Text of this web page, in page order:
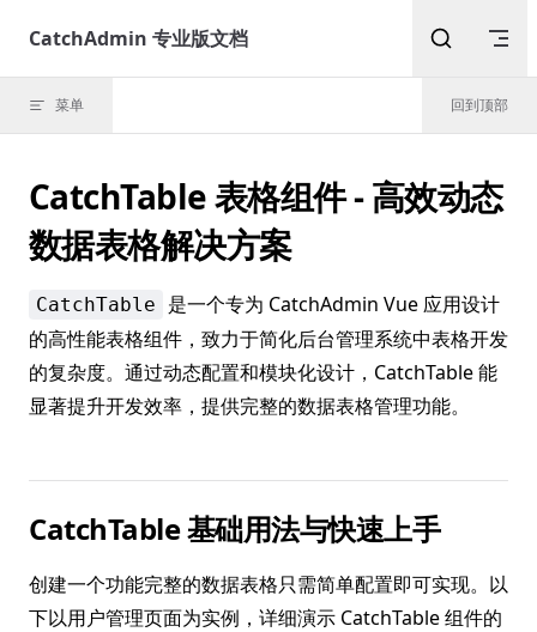
Skip to content
CatchAdmin 专业版文档
菜单 回到顶部
CatchTable 表格组件 - 高效动态
数据表格解决方案
CatchTable
是一个专为 CatchAdmin Vue 应用设计
的高性能表格组件，致力于简化后台管理系统中表格开发
的复杂度。通过动态配置和模块化设计，CatchTable 能
显著提升开发效率，提供完整的数据表格管理功能。
CatchTable 基础用法与快速上手
创建一个功能完整的数据表格只需简单配置即可实现。以
下以用户管理页面为实例，详细演示 CatchTable 组件的